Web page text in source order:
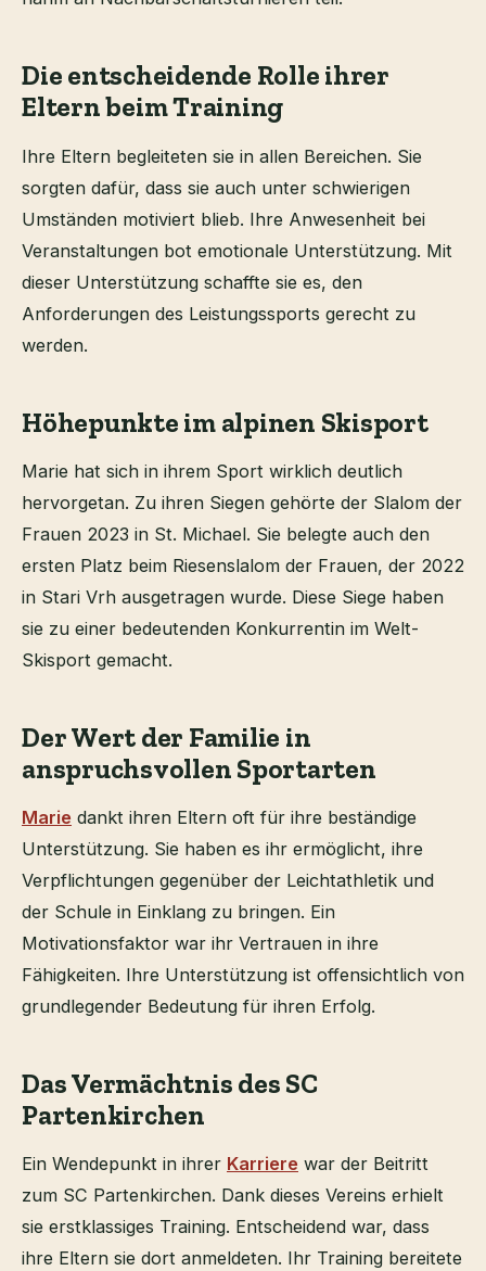
Die entscheidende Rolle ihrer
Eltern beim Training
Ihre Eltern begleiteten sie in allen Bereichen. Sie
sorgten dafür, dass sie auch unter schwierigen
Umständen motiviert blieb. Ihre Anwesenheit bei
Veranstaltungen bot emotionale Unterstützung. Mit
dieser Unterstützung schaffte sie es, den
Anforderungen des Leistungssports gerecht zu
werden.
Höhepunkte im alpinen Skisport
Marie hat sich in ihrem Sport wirklich deutlich
hervorgetan. Zu ihren Siegen gehörte der Slalom der
Frauen 2023 in St. Michael. Sie belegte auch den
ersten Platz beim Riesenslalom der Frauen, der 2022
in Stari Vrh ausgetragen wurde. Diese Siege haben
sie zu einer bedeutenden Konkurrentin im Welt-
Skisport gemacht.
Der Wert der Familie in
anspruchsvollen Sportarten
Marie dankt ihren Eltern oft für ihre beständige
Unterstützung. Sie haben es ihr ermöglicht, ihre
Verpflichtungen gegenüber der Leichtathletik und
der Schule in Einklang zu bringen. Ein
Motivationsfaktor war ihr Vertrauen in ihre
Fähigkeiten. Ihre Unterstützung ist offensichtlich von
grundlegender Bedeutung für ihren Erfolg.
Das Vermächtnis des SC
Partenkirchen
Ein Wendepunkt in ihrer Karriere war der Beitritt
zum SC Partenkirchen. Dank dieses Vereins erhielt
sie erstklassiges Training. Entscheidend war, dass
ihre Eltern sie dort anmeldeten. Ihr Training bereitete